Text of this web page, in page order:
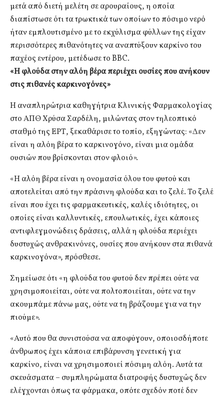
μετά από διετή μελέτη σε αρουραίους, η οποία
διαπίστωσε ότι τα τρωκτικά των οποίων το πόσιμο νερό
ήταν εμπλουτισμένο με το εκχύλισμα φύλλων της είχαν
περισσότερες πιθανότητες να αναπτύξουν καρκίνο του
παχέος εντέρου, μετέδωσε το BBC.
«Η φλούδα στην αλόη βέρα περιέχει ουσίες που ανήκουν
στις πιθανές καρκινογόνες»
Η αναπληρώτρια καθηγήτρια Κλινικής Φαρμακολογίας
στο ΑΠΘ Χρύσα Σαρδέλη, μιλώντας στον τηλεοπτικό
σταθμό της ΕΡΤ, ξεκαθάρισε το τοπίο, εξηγώντας: «Δεν
είναι η αλόη βέρα το καρκινογόνο, είναι μια ομάδα
ουσιών που βρίσκονται στον φλοιό».
«Η αλόη βέρα είναι η ονομασία όλου του φυτού και
αποτελείται από την πράσινη φλούδα και το ζελέ. Το ζελέ
είναι που έχει τις φαρμακευτικές, καλές ιδιότητες, οι
οποίες είναι καλλυντικές, επουλωτικές, έχει κάποιες
αντιφλεγμονώδεις δράσεις, αλλά η φλούδα περιέχει
δυστυχώς ανθρακινόνες, ουσίες που ανήκουν στα πιθανά
καρκινογόνα», πρόσθεσε.
Σημείωσε ότι «η φλούδα του φυτού δεν πρέπει ούτε να
χρησιμοποιείται, ούτε να πολτοποιείται, ούτε να την
ακουμπάμε πάνω μας, ούτε να τη βράζουμε για να την
πιούμε».
«Αυτό που θα συνιστούσα να αποφύγουν, οποιοσδήποτε
άνθρωπος έχει κάποια επιβάρυνση γενετική για
καρκίνο, είναι να χρησιμοποιεί πόσιμη αλόη. Αυτά τα
σκευάσματα – συμπληρώματα διατροφής δυστυχώς δεν
ελέγχονται όπως τα φάρμακα, οπότε σχεδόν ποτέ δεν